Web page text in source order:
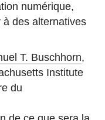
numérique,
des alternatives
T. Buschhorn,
Institute
du